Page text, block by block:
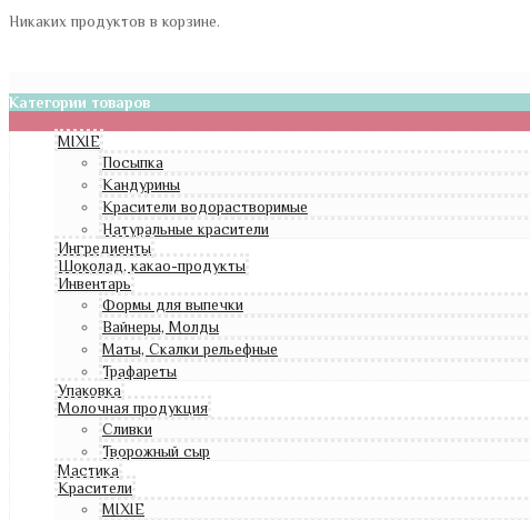
Никаких продуктов в корзине.
Категории товаров
MIXIE
Посыпка
Кандурины
Красители водорастворимые
Натуральные красители
Ингредиенты
Шоколад, какао-продукты
Инвентарь
Формы для выпечки
Вайнеры, Молды
Маты, Скалки рельефные
Трафареты
Упаковка
Молочная продукция
Сливки
Творожный сыр
Мастика
Красители
MIXIE